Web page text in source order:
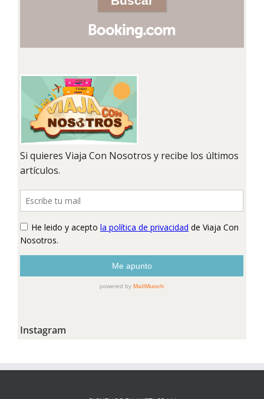
Instagram